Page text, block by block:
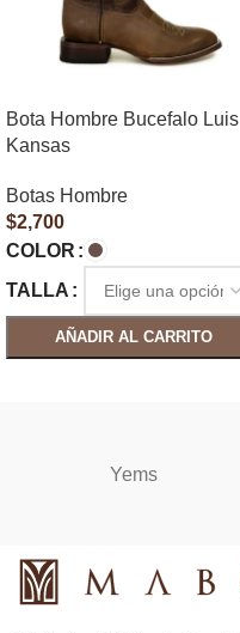
Bota Hombre Bucefalo Luis
Kansas
Botas Hombre
$2,700
COLOR
TALLA
AÑADIR AL CARRITO
Yems